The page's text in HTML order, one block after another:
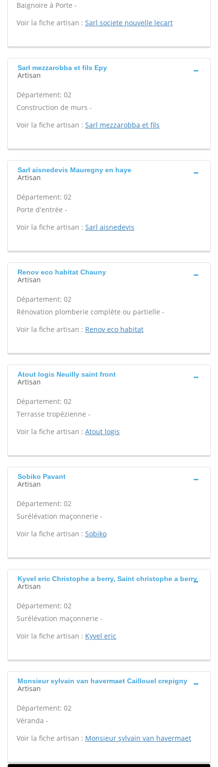
Baignoire à Porte -
Voir la fiche artisan : Sarl societe nouvelle lecart
Sarl mezzarobba et fils Epy
Artisan
Département: 02
Construction de murs -
Voir la fiche artisan : Sarl mezzarobba et fils
Sarl aisnedevis Mauregny en haye
Artisan
Département: 02
Porte d'entrée -
Voir la fiche artisan : Sarl aisnedevis
Renov eco habitat Chauny
Artisan
Département: 02
Rénovation plomberie complète ou partielle -
Voir la fiche artisan : Renov eco habitat
Atout logis Neuilly saint front
Artisan
Département: 02
Terrasse tropézienne -
Voir la fiche artisan : Atout logis
Sobiko Pavant
Artisan
Département: 02
Surélévation maçonnerie -
Voir la fiche artisan : Sobiko
Kyvel eric Christophe a berry, Saint christophe a berry
Artisan
Département: 02
Surélévation maçonnerie -
Voir la fiche artisan : Kyvel eric
Monsieur sylvain van havermaet Caillouel crepigny
Artisan
Département: 02
Véranda -
Voir la fiche artisan : Monsieur sylvain van havermaet